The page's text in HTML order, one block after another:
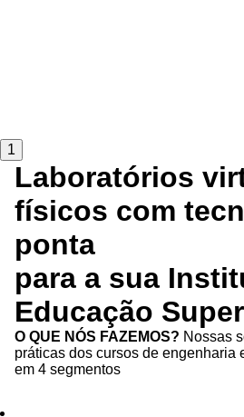
1
Laboratórios
físicos com
ponta
para a sua
Educação
O QUE NÓS FAZEMOS? Nossas
práticas dos cursos de engenharia
em 4 segmentos